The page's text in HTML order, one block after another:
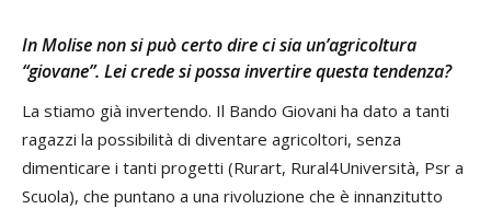
In Molise non si può certo dire ci sia un’agricoltura
“giovane”. Lei crede si possa invertire questa tendenza?
La stiamo già invertendo. Il Bando Giovani ha dato a tanti
ragazzi la possibilità di diventare agricoltori, senza
dimenticare i tanti progetti (Rurart, Rural4Università, Psr a
Scuola), che puntano a una rivoluzione che è innanzitutto